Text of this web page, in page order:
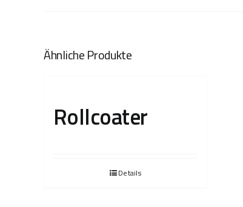
Ähnliche Produkte
Rollcoater
Details